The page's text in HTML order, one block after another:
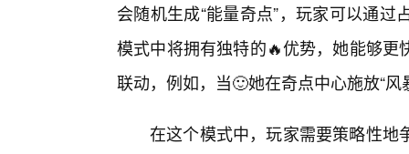
会随机生成“能量奇点”，玩家可以通
模式中将拥有独特的🔥优势，她能够
联动，例如，当🙂她在奇点中心施放“
在这个模式中，玩家需要策略性地